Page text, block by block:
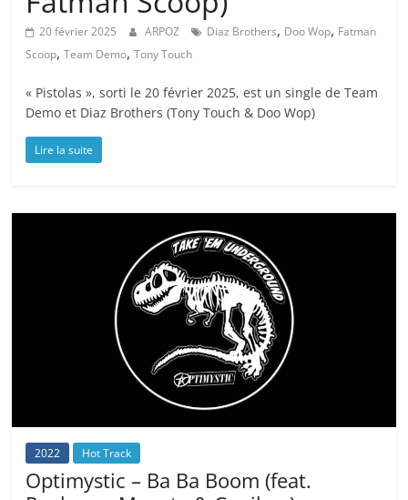
20 février 2025 ARPOZ Diaz Brothers, Doo Wop, Fatman
Scoop,Team Demo,Tony Touch
« Pistolas », sorti le 20 février 2025, est un single de Team
Demo et Diaz Brothers (Tony Touch & Doo Wop)
Lire la suite
2022 Hot Track
Optimystic – Ba Ba Boom (feat.